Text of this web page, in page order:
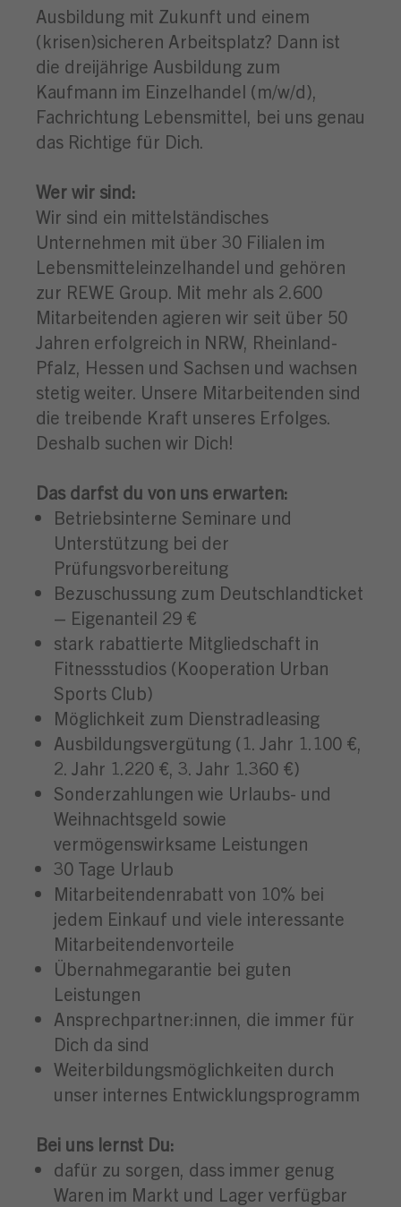
Ausbildung mit Zukunft und einem
(krisen)sicheren Arbeitsplatz? Dann ist
die dreijährige Ausbildung zum
Kaufmann im Einzelhandel (m/w/d),
Fachrichtung Lebensmittel, bei uns genau
das Richtige für Dich.
Wer wir sind:
Wir sind ein mittelständisches
Unternehmen mit über 30 Filialen im
Lebensmitteleinzelhandel und gehören
zur REWE Group. Mit mehr als 2.600
Mitarbeitenden agieren wir seit über 50
Jahren erfolgreich in NRW, Rheinland-
Pfalz, Hessen und Sachsen und wachsen
stetig weiter. Unsere Mitarbeitenden sind
die treibende Kraft unseres Erfolges.
Deshalb suchen wir Dich!
Das darfst du von uns erwarten:
Betriebsinterne Seminare und
Unterstützung bei der
Prüfungsvorbereitung
Bezuschussung zum Deutschlandticket
– Eigenanteil 29 €
stark rabattierte Mitgliedschaft in
Fitnessstudios (Kooperation Urban
Sports Club)
Möglichkeit zum Dienstradleasing
Ausbildungsvergütung (1. Jahr 1.100 €,
2. Jahr 1.220 €, 3. Jahr 1.360 €)
Sonderzahlungen wie Urlaubs- und
Weihnachtsgeld sowie
vermögenswirksame Leistungen
30 Tage Urlaub
Mitarbeitendenrabatt von 10% bei
jedem Einkauf und viele interessante
Mitarbeitendenvorteile
Übernahmegarantie bei guten
Leistungen
Ansprechpartner:innen, die immer für
Dich da sind
Weiterbildungsmöglichkeiten durch
unser internes Entwicklungsprogramm
Bei uns lernst Du:
dafür zu sorgen, dass immer genug
Waren im Markt und Lager verfügbar